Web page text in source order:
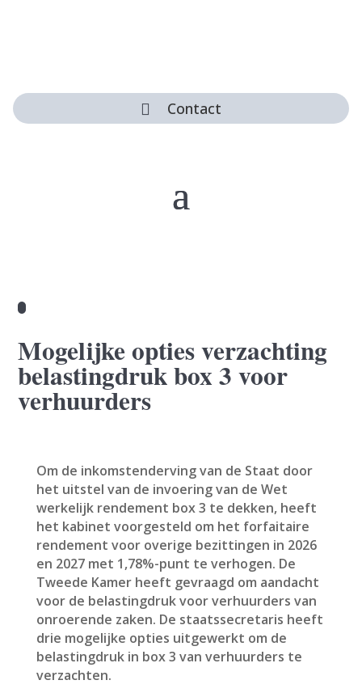
 Contact
Mogelijke opties verzachting
belastingdruk box 3 voor
verhuurders
Om de inkomstenderving van de Staat door
het uitstel van de invoering van de Wet
werkelijk rendement box 3 te dekken, heeft
het kabinet voorgesteld om het forfaitaire
rendement voor overige bezittingen in 2026
en 2027 met 1,78%-punt te verhogen. De
Tweede Kamer heeft gevraagd om aandacht
voor de belastingdruk voor verhuurders van
onroerende zaken. De staatssecretaris heeft
drie mogelijke opties uitgewerkt om de
belastingdruk in box 3 van verhuurders te
verzachten.